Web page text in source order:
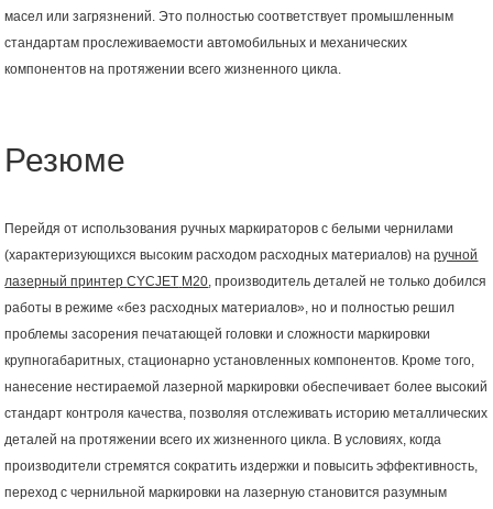
масел или загрязнений. Это полностью соответствует промышленным
стандартам прослеживаемости автомобильных и механических
компонентов на протяжении всего жизненного цикла.
Резюме
Перейдя от использования ручных маркираторов с белыми чернилами
(характеризующихся высоким расходом расходных материалов) наручной
лазерный принтерCYCJET M20, производитель деталей не только добился
работы в режиме «без расходных материалов», но и полностью решил
проблемы засорения печатающей головки и сложности маркировки
крупногабаритных, стационарно установленных компонентов. Кроме того,
нанесение нестираемой лазерной маркировки обеспечивает более высокий
стандарт контроля качества, позволяя отслеживать историю металлических
деталей на протяжении всего их жизненного цикла. В условиях, когда
производители стремятся сократить издержки и повысить эффективность,
переход с чернильной маркировки на лазерную становится разумным